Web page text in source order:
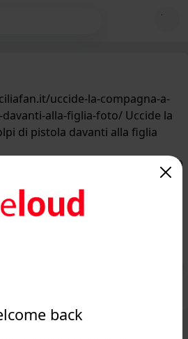
back
uccide-la-compagna-a-
alla-figlia-foto/ Uccide la
di pistola davanti alla figlia
/50
davanti alla
è salvata con grande